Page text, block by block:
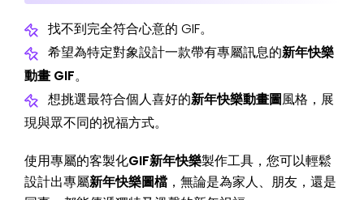
找不到完全符合心意的 GIF。
希望為特定對象設計一款帶有專屬訊息的新年快樂
動畫 GIF。
想挑選最符合個人喜好的新年快樂動畫圖風格，展
現與眾不同的祝福方式。
使用專屬的客製化GIF新年快樂製作工具，您可以輕鬆
設計出專屬新年快樂圖檔 ，無論是為家人、朋友，還是